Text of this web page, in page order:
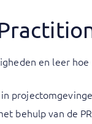
en leer
behulp van de